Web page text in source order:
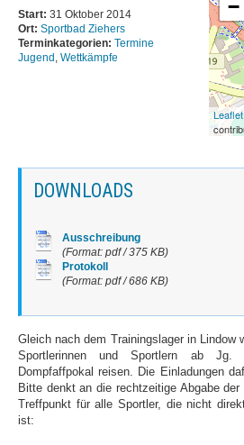
Schwimmhallen
Baumschulenweg
SSE Europa-Sportpark
News
News
Trainingszeiten
Jugend
Start: 31 Oktober 2014
Ort: Sportbad Ziehers
Terminkategorien: Termine
Jugend Wettkämpfe
−
Leaflet
DOWNLOADS
Ausschreibung
(Format: pdf / 375 KB)
Protokoll
(Format: pdf / 686 KB)
Gleich nach dem Trainingslager in Lindow
Sportlerinnen und Sportlern ab
Dompfaffpokal reisen. Die Einladungen
Bitte denkt an die rechtzeitige Abgabe
Treffpunkt für alle Sportler, die nicht
ist: